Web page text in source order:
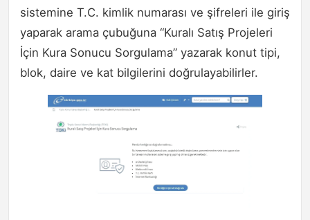
sistemine T.C. kimlik numarası ve şifreleri ile giriş
yaparak arama çubuğuna “Kuralı Satış Projeleri
İçin Kura Sonucu Sorgulama” yazarak konut tipi,
blok, daire ve kat bilgilerini doğrulayabilirler.